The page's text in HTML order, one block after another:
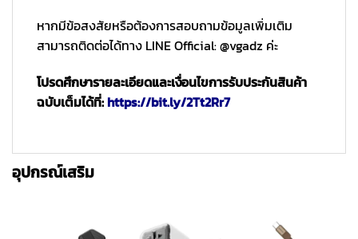
หากมีข้อสงสัยหรือต้องการสอบถามข้อมูลเพิ่มเติม
สามารถติดต่อได้ทาง LINE Official: @vgadz ค่ะ
โปรดศึกษารายละเอียดและเงื่อนไขการรับประกันสินค้า
ฉบับเต็มได้ที่:https://bit.ly/2Tt2Rr7
อุปกรณ์เสริม